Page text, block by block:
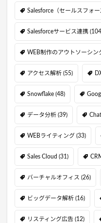
Salesforce（セールスフォー
Salesforceサービス連携
WEB制作のアウトソーシン
アクセス解析 (55)
Snowflake (48)
データ分析 (39)
WEBライティング (33)
Sales Cloud (31)
バーチャルオフィス (26)
ビッグデータ解析 (16)
リスティング広告 (12)